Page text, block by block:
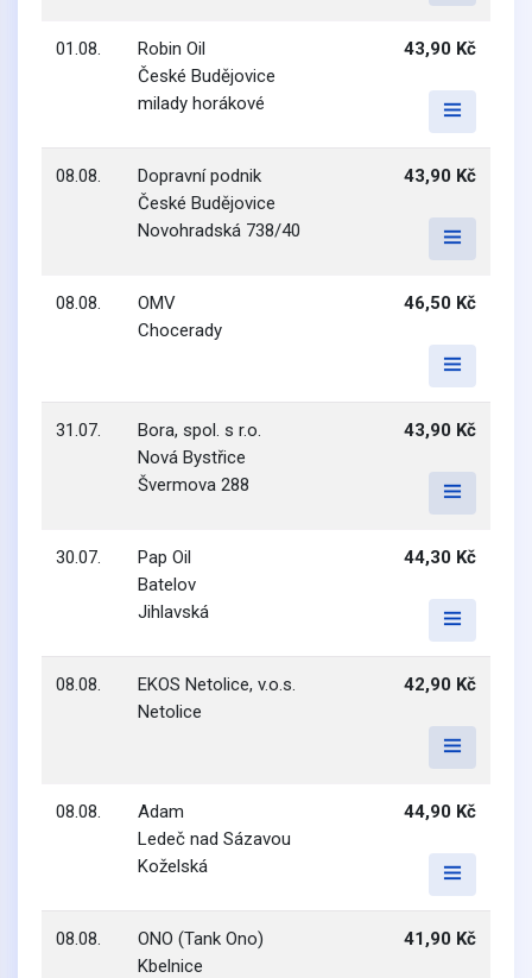
01.08.
Robin Oil
České Budějovice
milady horákové
43,90 Kč
08.08.
Dopravní podnik
České Budějovice
Novohradská 738/40
43,90 Kč
08.08.
OMV
Chocerady
46,50 Kč
31.07.
Bora, spol. s r.o.
Nová Bystřice
Švermova 288
43,90 Kč
30.07.
Pap Oil
Batelov
Jihlavská
44,30 Kč
08.08.
EKOS Netolice, v.o.s.
Netolice
42,90 Kč
08.08.
Adam
Ledeč nad Sázavou
Koželská
44,90 Kč
08.08.
ONO (Tank Ono)
Kbelnice
41,90 Kč